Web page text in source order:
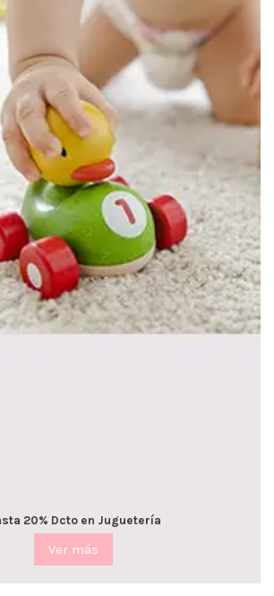
20% Dcto en Juguetería
Ver más